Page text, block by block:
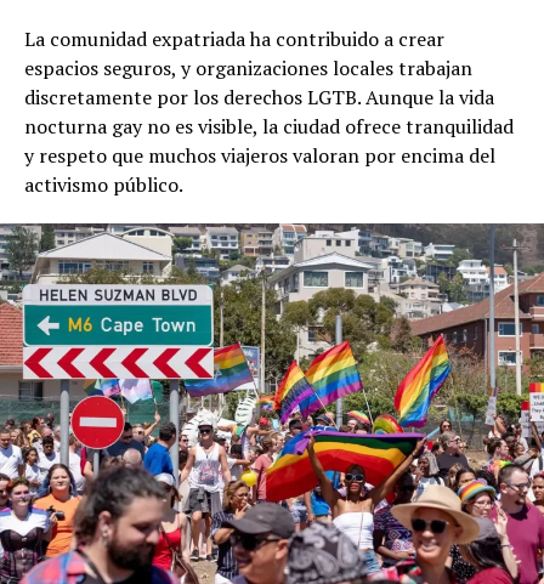
La comunidad expatriada ha contribuido a crear
espacios seguros, y organizaciones locales trabajan
discretamente por los derechos LGTB. Aunque la vida
nocturna gay no es visible, la ciudad ofrece tranquilidad
y respeto que muchos viajeros valoran por encima del
activismo público.